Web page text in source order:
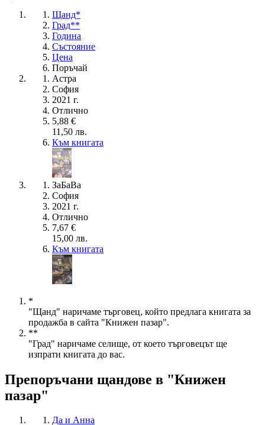
Щанд*
Град**
Година
Състояние
Цена
Поръчай
Астра
София
2021 г.
Отлично
5,88 €
11,50 лв.
Към книгата
ЗаБаВа
София
2021 г.
Отлично
7,67 €
15,00 лв.
Към книгата
*
"Щанд" наричаме търговец, който предлага книгата за
продажба в сайта "Книжен пазар".
**
"Град" наричаме селище, от което търговецът ще
изпрати книгата до вас.
Препоръчани щандове в "Книжен
пазар"
Да и Анна